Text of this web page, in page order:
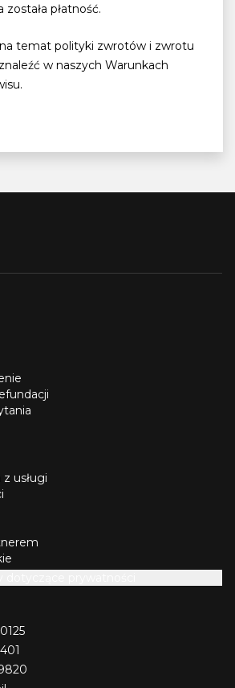
płatność.
temat polityki zwrotów i zwrotu
w naszych Warunkach
usługi